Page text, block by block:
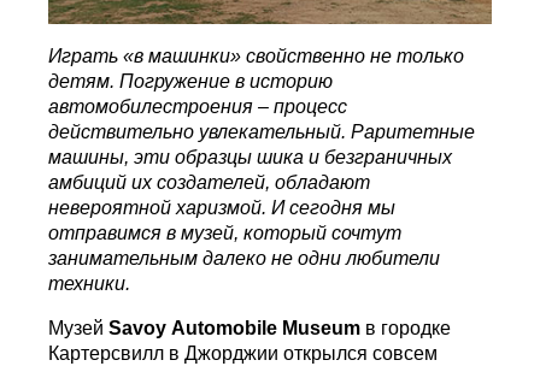
Играть «в машинки» свойственно не только
детям. Погружение в историю
автомобилестроения – процесс
действительно увлекательный. Раритетные
машины, эти образцы шика и безграничных
амбиций их создателей, обладают
невероятной харизмой. И сегодня мы
отправимся в музей, который сочтут
занимательным далеко не одни любители
техники.
МузейSavoy Automobile Museum в городке
Картерсвилл в Джорджии открылся совсем